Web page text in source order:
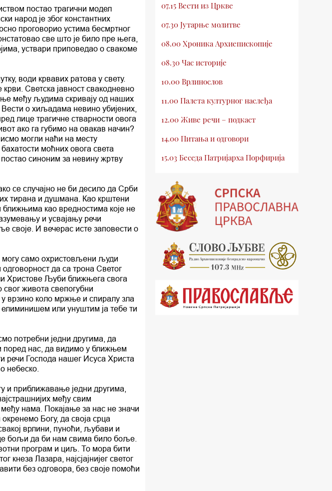
постао трагични модел
народ је због константних
проговорио устима бесмртног
све што је било пре њега,
уствари приповедао о свакоме
води крвавих ратова у свету.
Светска јавност свакодневно
међу људима скривају од наших
о хиљадама невино убијених,
лице трагичне стварности овога
ако га губимо на овакав начин?
могли наћи на месту
моћних овога света
синоним за невину жртву
се случајно не би десило да Срби
тирана и душмана. Као крштени
ближњима као вредностима које не
и усвајању речи
своје. И вечерас исте заповести о
могу само охристовљени људи
да са трона Светог
Христове Љуби ближњега свога
живота свепогубни
врзино коло мржње и спиралу зла
или унуштим ја тебе ти
потребни једни другима, да
поред нас, да видимо у ближњем
речи Господа нашег Исуса Христа
небеско.
и приближавање једни другима,
међу свим
нама. Покајање за нас не значи
Богу, да своја срца
врлини, пуноћи, љубави и
бољи да би нам свима било боље.
програм и циљ. То мора бити
Лазара, најсјајнијег светог
без одговора, без своје помоћи
07.15 Вести из Цркве
07.30 Јутарње молитве
08.00 Хроника Архиепископије
08.30 Час историје
10.00 Врлинослов
11.00 Палета културног наслеђа
12.00 Живе речи – подкаст
14.00 Питања и одговори
15.03 Беседа Патријарха Порфирија
15.30 Млади у Цркви
16.03 Српски јерарси
16.30 Хроника Архиепископије
17.03 Фолклор магазин
17.30 Тврђаве Дунава
18.03 Кроз историју Београда
18.30 Врлинослов